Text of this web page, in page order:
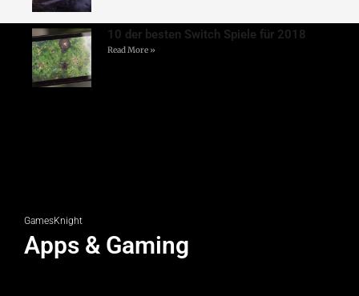
10 der besten Switch Spiele für 2018
Read More »
GamesKnight
Apps & Gaming